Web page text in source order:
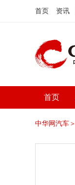
首页 资讯
首页
中华网汽车＞